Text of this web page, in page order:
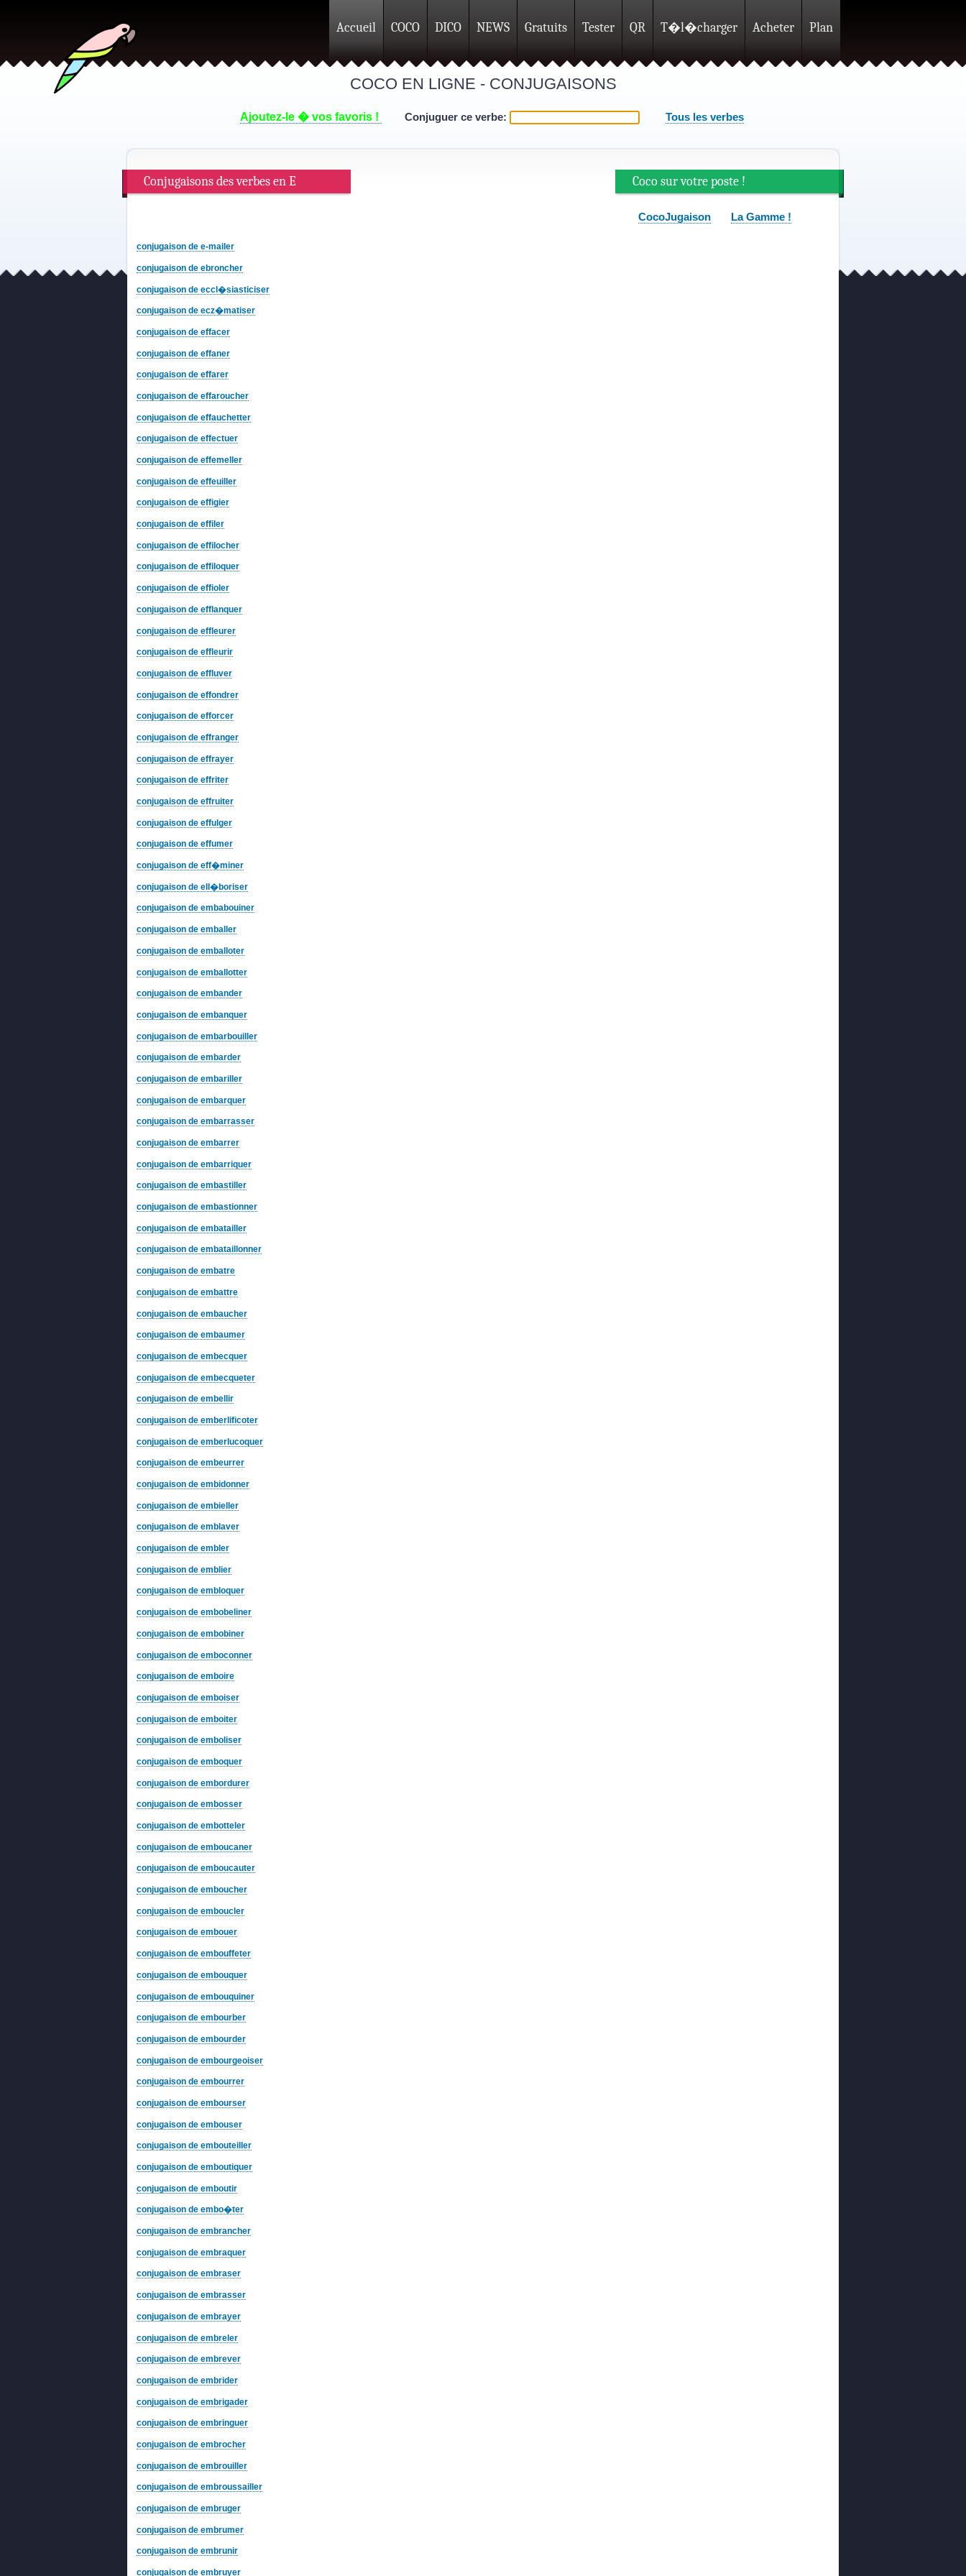
Accueil COCO DICO NEWS Gratuits Tester QR T�l�charger Acheter Plan
COCO EN LIGNE - CONJUGAISONS
Ajoutez-le � vos favoris ! Conjuguer ce verbe: Tous les verbes
Conjugaisons des verbes en E
conjugaison de e-mailer
conjugaison de ebroncher
conjugaison de eccl�siasticiser
conjugaison de ecz�matiser
conjugaison de effacer
conjugaison de effaner
conjugaison de effarer
conjugaison de effaroucher
conjugaison de effauchetter
conjugaison de effectuer
conjugaison de effemeller
conjugaison de effeuiller
conjugaison de effigier
conjugaison de effiler
conjugaison de effilocher
conjugaison de effiloquer
conjugaison de effioler
conjugaison de efflanquer
conjugaison de effleurer
conjugaison de effleurir
conjugaison de effluver
conjugaison de effondrer
conjugaison de efforcer
conjugaison de effranger
conjugaison de effrayer
conjugaison de effriter
conjugaison de effruiter
conjugaison de effulger
conjugaison de effumer
conjugaison de eff�miner
conjugaison de ell�boriser
conjugaison de embabouiner
conjugaison de emballer
conjugaison de emballoter
conjugaison de emballotter
conjugaison de embander
conjugaison de embanquer
conjugaison de embarbouiller
conjugaison de embarder
conjugaison de embariller
conjugaison de embarquer
conjugaison de embarrasser
conjugaison de embarrer
conjugaison de embarriquer
conjugaison de embastiller
conjugaison de embastionner
conjugaison de embatailler
conjugaison de embataillonner
conjugaison de embatre
conjugaison de embattre
conjugaison de embaucher
conjugaison de embaumer
conjugaison de embecquer
conjugaison de embecqueter
conjugaison de embellir
conjugaison de emberlificoter
conjugaison de emberlucoquer
conjugaison de embeurrer
conjugaison de embidonner
conjugaison de embieller
conjugaison de emblaver
conjugaison de embler
conjugaison de emblier
conjugaison de embloquer
conjugaison de embobeliner
conjugaison de embobiner
conjugaison de emboconner
conjugaison de emboire
conjugaison de emboiser
conjugaison de emboiter
conjugaison de emboliser
conjugaison de emboquer
conjugaison de embordurer
conjugaison de embosser
conjugaison de embotteler
conjugaison de emboucaner
conjugaison de emboucauter
conjugaison de emboucher
conjugaison de emboucler
conjugaison de embouer
conjugaison de embouffeter
conjugaison de embouquer
conjugaison de embouquiner
conjugaison de embourber
conjugaison de embourder
conjugaison de embourgeoiser
conjugaison de embourrer
conjugaison de embourser
conjugaison de embouser
conjugaison de embouteiller
conjugaison de emboutiquer
conjugaison de emboutir
conjugaison de embo�ter
conjugaison de embrancher
conjugaison de embraquer
conjugaison de embraser
conjugaison de embrasser
conjugaison de embrayer
conjugaison de embreler
conjugaison de embrever
conjugaison de embrider
conjugaison de embrigader
conjugaison de embringuer
conjugaison de embrocher
conjugaison de embrouiller
conjugaison de embroussailler
conjugaison de embruger
conjugaison de embrumer
conjugaison de embrunir
conjugaison de embruyer
Coco sur votre poste !
CocoJugaison La Gamme !